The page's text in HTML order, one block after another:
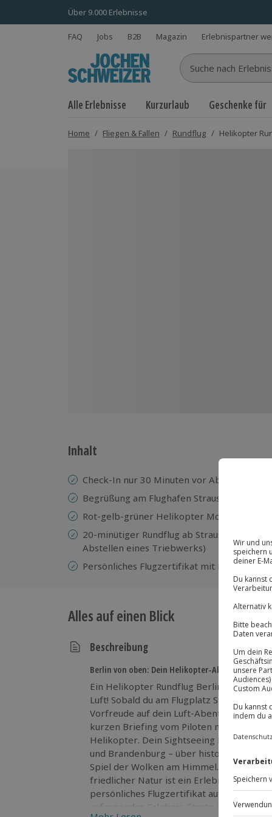
Über 9.000 Erlebnisse
FAQ Jobs B2B Magazin Erlebnispartner
Suche nach
Alle Erlebnisse Kurzurlaub Geschenke für
Home / Fliegen & Fallen / Rundflug / Helikopter
Inhalt
Check-In nur 30 Minuten vor Abflug im GAT
Begrüßung am Flughafen Strausberg durch
Rot-gelb-grüner Helikopter Modell EC 130
20-minütiger Rundflug ab Strausberg und
Abstellen eines Triebwerks)
Persönliches Flugzertifikat mit
Alles auf einen Blick
Beschreibung
Berlin von oben: Dein Helikopter-Abenteuer
Ein Helikopter Rundflug Berlin
Luft! Sobald du am Flugplatz Strausberg
Vorfreude auf dein Luft-Abenteuer. Nach
kurzen Briefing vom Piloten nimmst du
Helikopter. Dein Sightseeing Rundflug
und Brandenburg – über historische
Spiel der Wolken am Himmel. Die
friedlicher Natur ist ein Erlebnis für alle
persönliches Flugzertifikat auf dich – ein
aufregendes Erlebnis. Starte durch in